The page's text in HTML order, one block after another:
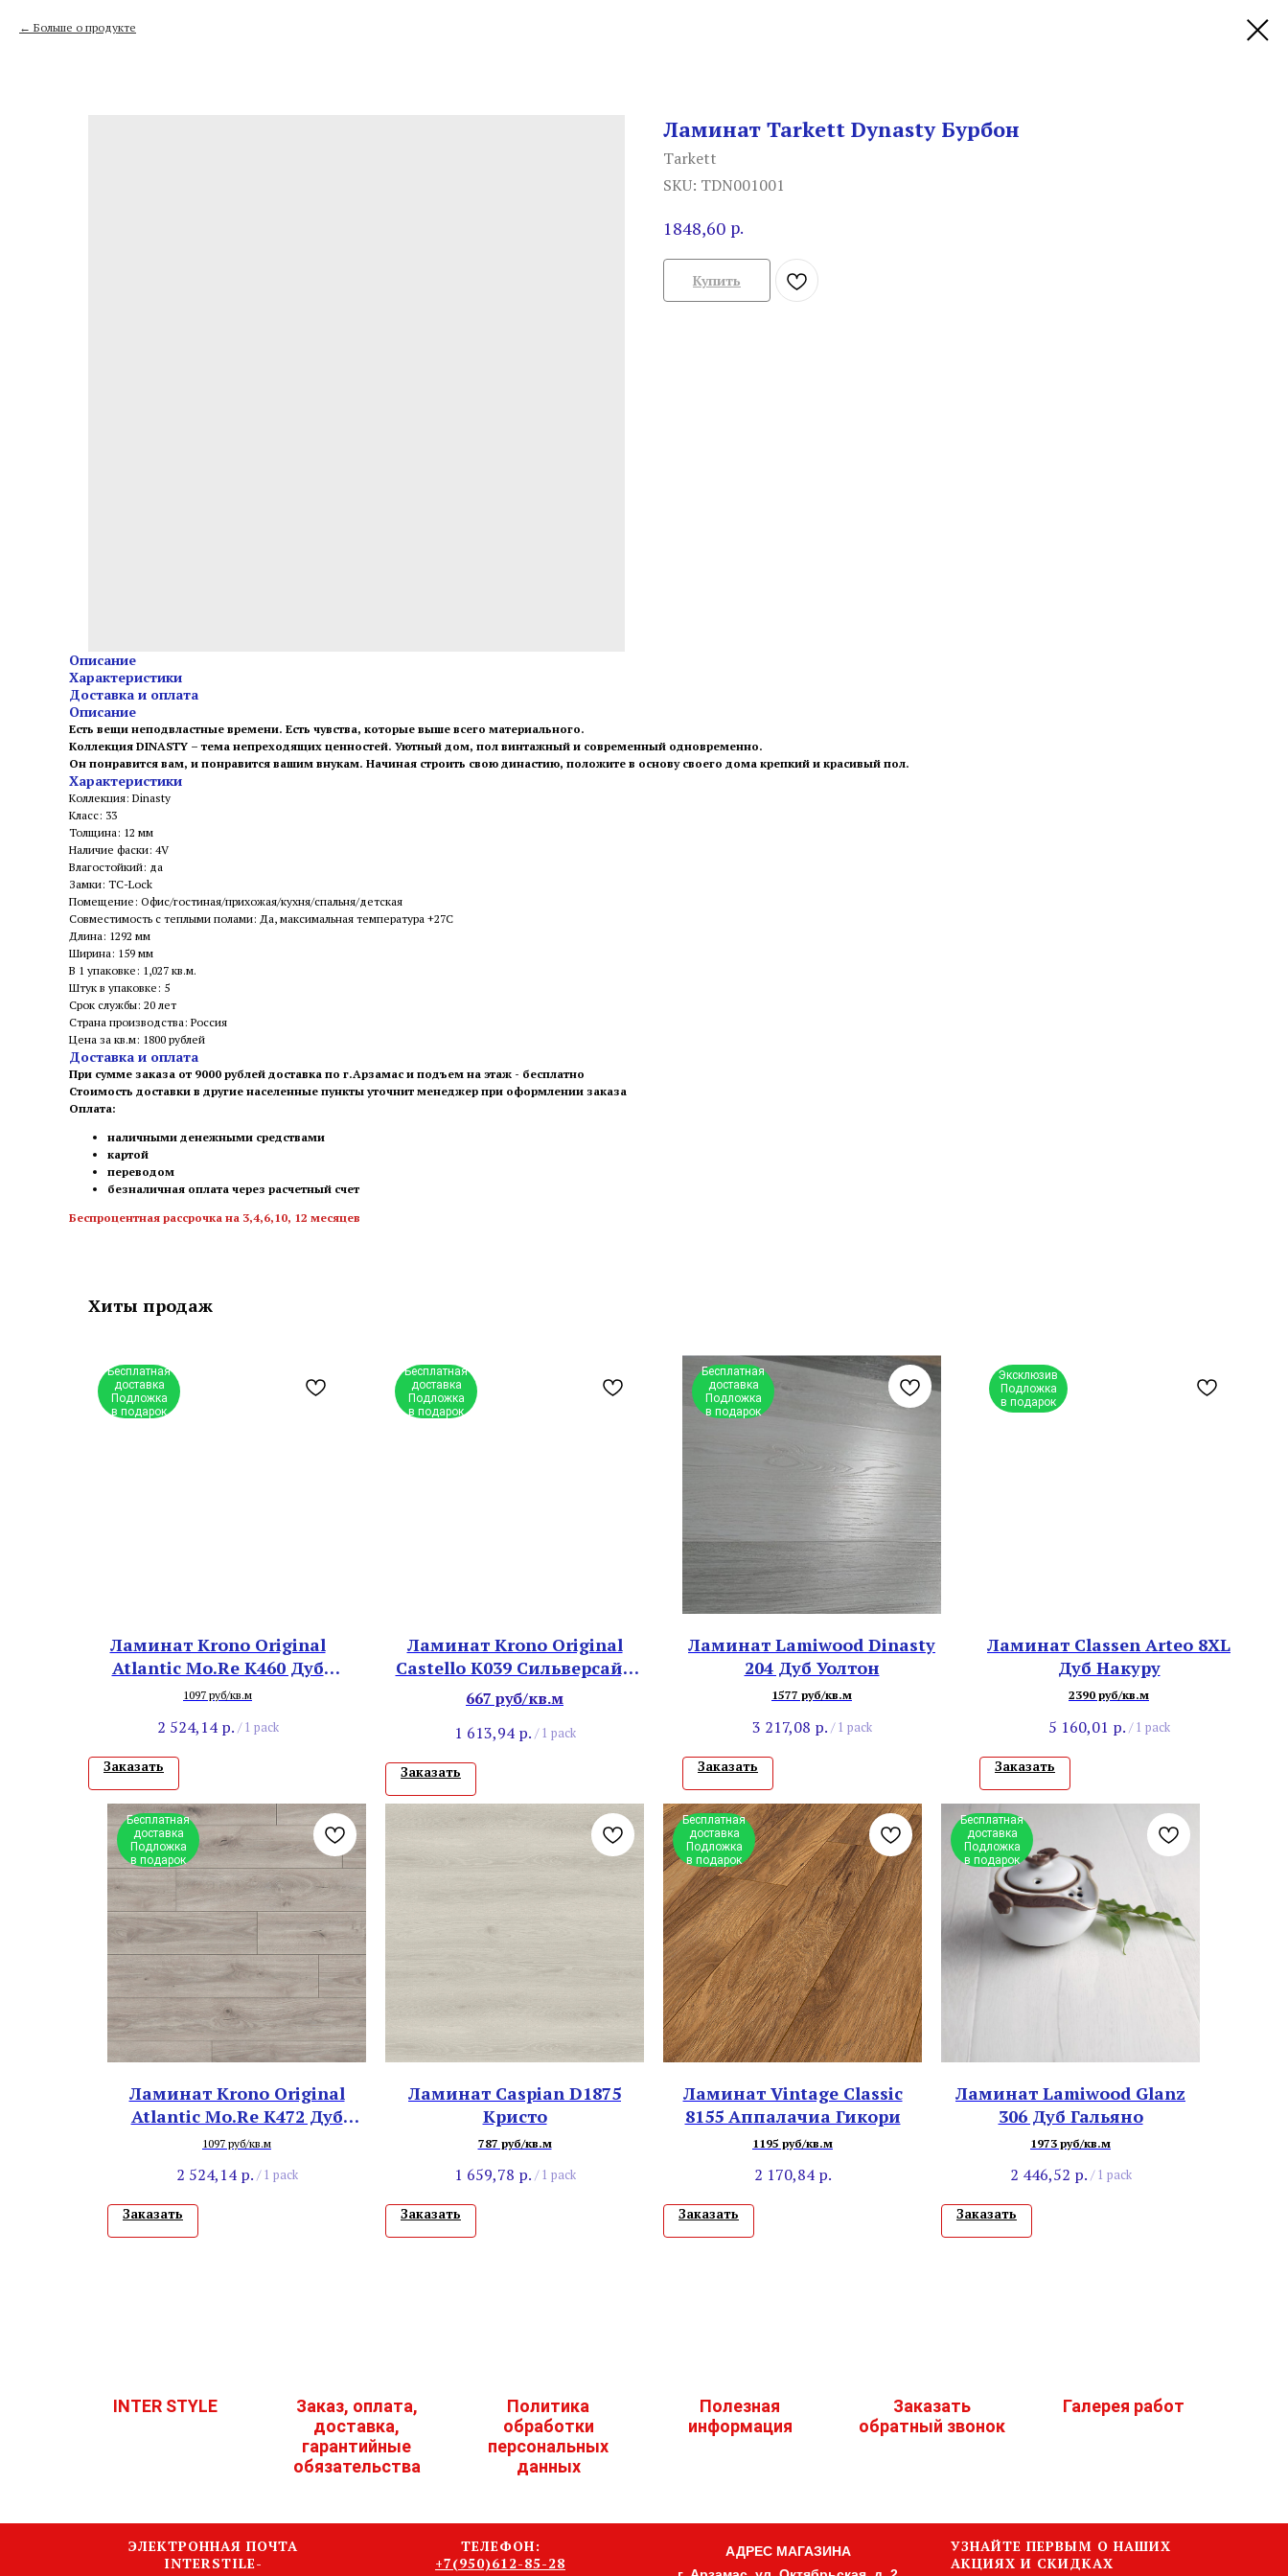
Больше о продукте
Ламинат Tarkett Dynasty Бурбон
Tarkett
SKU: TDN001001
1848,60 р.
Купить
Описание
Характеристики
Доставка и оплата
Описание
Есть вещи неподвластные времени. Есть чувства, которые выше всего материального.
Коллекция DINASTY – тема непреходящих ценностей. Уютный дом, пол винтажный и современный одновременно.
Он понравится вам, и понравится вашим внукам. Начиная строить свою династию, положите в основу своего дома крепкий и красивый пол.
Характеристики
Коллекция: Dinasty
Класс: 33
Толщина: 12 мм
Наличие фаски: 4V
Влагостойкий: да
Замки: TC-Lock
Помещение: Офис/гостиная/прихожая/кухня/спальня/детская
Совместимость с теплыми полами: Да, максимальная температура +27С
Длина: 1292 мм
Ширина: 159 мм
В 1 упаковке: 1,027 кв.м.
Штук в упаковке: 5
Срок службы: 20 лет
Страна производства: Россия
Цена за кв.м: 1800 рублей
Доставка и оплата
При сумме заказа от 9000 рублей доставка по г.Арзамас и подъем на этаж - бесплатно
Стоимость доставки в другие населенные пункты уточнит менеджер при оформлении заказа
Оплата:
наличными денежными средствами
картой
переводом
безналичная оплата через расчетный счет
Беспроцентная рассрочка на 3,4,6,10, 12 месяцев
Хиты продаж
Бесплатная
доставка
Подложка
в подарок
Ламинат Krono Original
Atlantic Mo.Re K460 Дуб
Орхидея
1097 руб/кв.м
2 524,14 р. / 1 pack
Заказать
Бесплатная
доставка
Подложка
в подарок
Ламинат Krono Original
Castello К039 Сильверсайд
Дрифтвуд
667 руб/кв.м
1 613,94 р. / 1 pack
Заказать
Бесплатная
доставка
Подложка
в подарок
Ламинат Lamiwood Dinasty
204 Дуб Уолтон
1577 руб/кв.м
3 217,08 р. / 1 pack
Заказать
Эксклюзив
Подложка
в подарок
Ламинат Classen Arteo 8XL
Дуб Накуру
2390 руб/кв.м
5 160,01 р. / 1 pack
Заказать
Бесплатная
доставка
Подложка
в подарок
Ламинат Krono Original
Atlantic Mo.Re K472 Дуб
Кашемир Нежный
1097 руб/кв.м
2 524,14 р. / 1 pack
Заказать
Ламинат Caspian D1875
Кристо
787 руб/кв.м
1 659,78 р. / 1 pack
Заказать
Бесплатная
доставка
Подложка
в подарок
Ламинат Vintage Classic
8155 Аппалачиа Гикори
1195 руб/кв.м
2 170,84 р.
Заказать
Бесплатная
доставка
Подложка
в подарок
Ламинат Lamiwood Glanz
306 Дуб Гальяно
1973 руб/кв.м
2 446,52 р. / 1 pack
Заказать
INTER STYLE
Заказ, оплата,
доставка,
гарантийные
обязательства
Политика
обработки
персональных
данных
Полезная
информация
Заказать
обратный звонок
Галерея работ
ЭЛЕКТРОННАЯ ПОЧТА
INTERSTILE-
ТЕЛЕФОН:
+7(950)612-85-28
АДРЕС МАГАЗИНА
УЗНАЙТЕ ПЕРВЫМ О НАШИХ
АКЦИЯХ И СКИДКАХ